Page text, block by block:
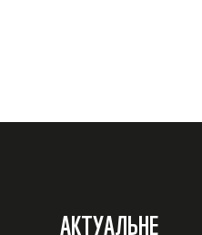
АКТУАЛЬНЕ